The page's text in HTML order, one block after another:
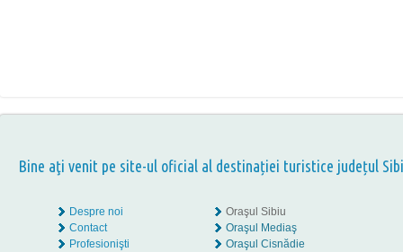
Bine aţi venit pe site-ul oficial al destinației turistice județul
Despre noi
Contact
Profesionişti
Oraşul Sibiu
Oraşul Mediaş
Oraşul Cisnădie